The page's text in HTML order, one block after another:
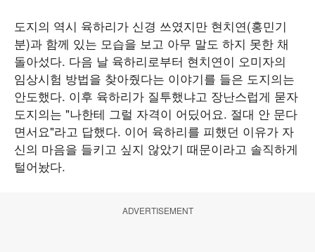
도지의 역시 육하리가 신경 쓰였지만 현치연(홍민기
분)과 함께 있는 모습을 보고 아무 말도 하지 못한 채
돌아섰다. 다음 날 육하리로부터 현치연이 오미자의
임상시험 방법을 찾아줬다는 이야기를 들은 도지의는
안도했다. 이후 육하리가 질투했냐고 장난스럽게 묻자
도지의는 "나한테 그럴 자격이 어딨어요. 절대 안 문다
면서요"라고 답했다. 이어 육하리를 피했던 이유가 자
신의 마음을 들키고 싶지 않았기 때문이라고 솔직하게
털어놨다.
ADVERTISEMENT